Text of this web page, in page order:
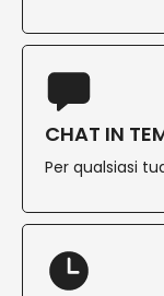
CHAT IN
Per qualsiasi